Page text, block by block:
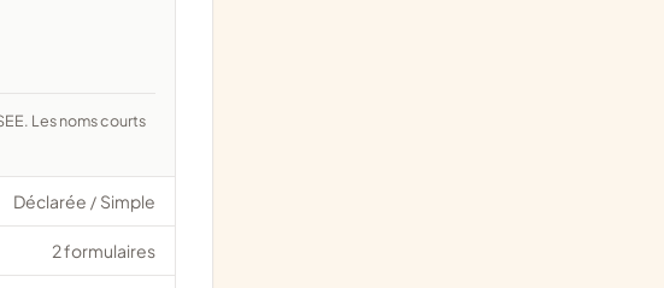
Déclarée / Simple
2 formulaires